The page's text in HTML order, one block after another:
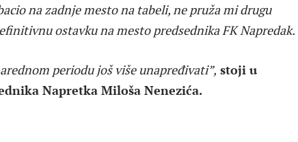
na zadnje mesto na tabeli, ne pruža mi drugu
ostavku na mesto predsednika FK Napredak.
periodu još više unapređivati”, stoji u
Napretka Miloša Nenezića.